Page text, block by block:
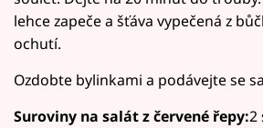
lehce zapeče a šťáva vypečená z
ochutí.
Ozdobte bylinkami a podávejte se
Suroviny na salát z červené řepy:2